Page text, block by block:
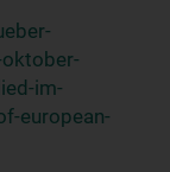
im-
european-